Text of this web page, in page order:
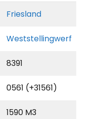
Friesland
Weststellingwerf
8391
0561 (+31561)
1590 M3